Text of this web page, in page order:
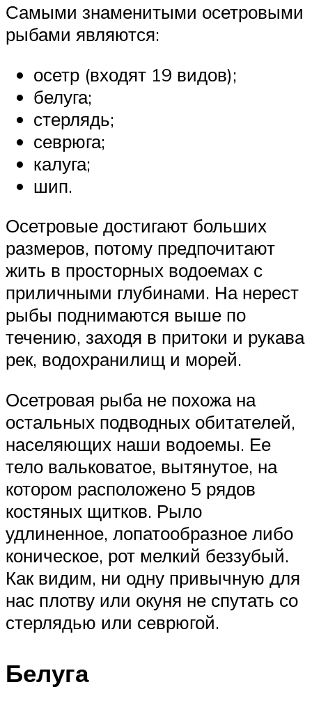
Самыми знаменитыми осетровыми
рыбами являются:
осетр (входят 19 видов);
белуга;
стерлядь;
севрюга;
калуга;
шип.
Осетровые достигают больших
размеров, потому предпочитают
жить в просторных водоемах с
приличными глубинами. На нерест
рыбы поднимаются выше по
течению, заходя в притоки и рукава
рек, водохранилищ и морей.
Осетровая рыба не похожа на
остальных подводных обитателей,
населяющих наши водоемы. Ее
тело вальковатое, вытянутое, на
котором расположено 5 рядов
костяных щитков. Рыло
удлиненное, лопатообразное либо
коническое, рот мелкий беззубый.
Как видим, ни одну привычную для
нас плотву или окуня не спутать со
стерлядью или севрюгой.
Белуга